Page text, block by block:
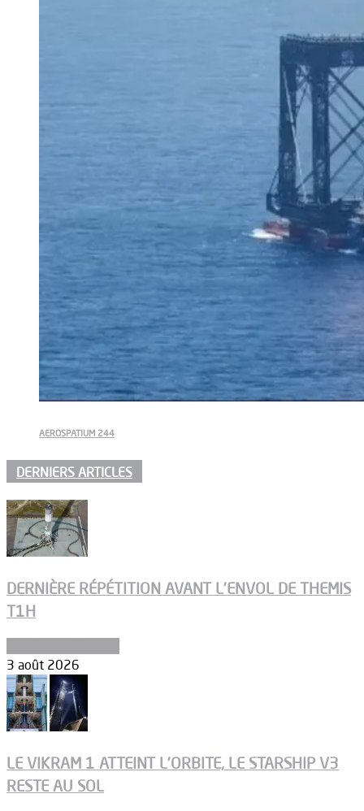
AEROSPATIUM 244
DERNIERS ARTICLES
DERNIÈRE RÉPÉTITION AVANT L’ENVOL DE THEMIS
T1H
3 août 2026
LE VIKRAM 1 ATTEINT L’ORBITE, LE STARSHIP V3
RESTE AU SOL